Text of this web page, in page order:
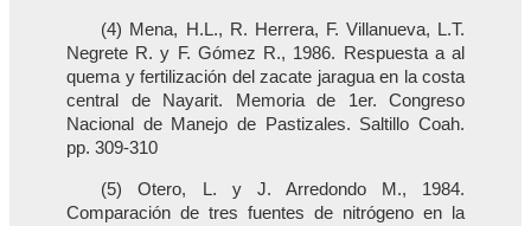
(4) Mena, H.L., R. Herrera, F. Villanueva, L.T.
Negrete R. y F. Gómez R., 1986. Respuesta a al
quema y fertilización del zacate jaragua en la costa
central de Nayarit. Memoria de 1er. Congreso
Nacional de Manejo de Pastizales. Saltillo Coah.
pp. 309-310
(5) Otero, L. y J. Arredondo M., 1984.
Comparación de tres fuentes de nitrógeno en la